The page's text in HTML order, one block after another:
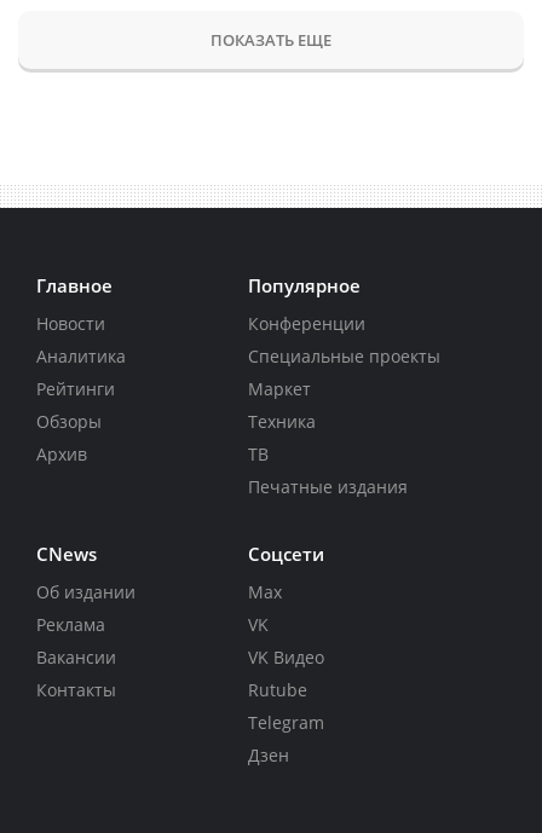
ПОКАЗАТЬ ЕЩЕ
Главное
Новости
Аналитика
Рейтинги
Обзоры
Архив
Популярное
Конференции
Специальные проекты
Маркет
Техника
ТВ
Печатные издания
CNews
Об издании
Реклама
Вакансии
Контакты
Соцсети
Max
VK
VK Видео
Rutube
Telegram
Дзен